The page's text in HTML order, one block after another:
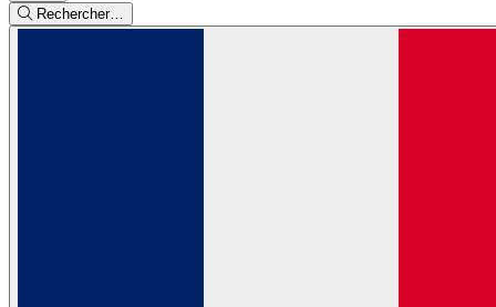
Rechercher…